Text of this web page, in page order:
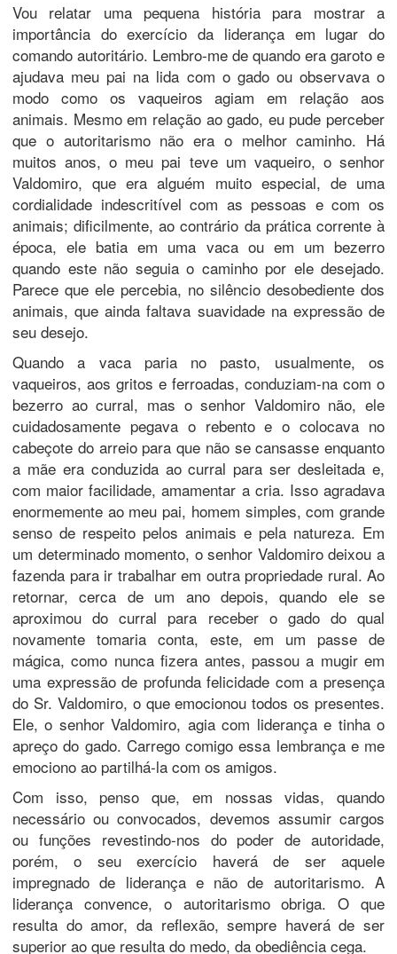
Vou relatar uma pequena história para mostrar a
importância do exercício da liderança em lugar do
comando autoritário. Lembro-me de quando era garoto e
ajudava meu pai na lida com o gado ou observava o
modo como os vaqueiros agiam em relação aos
animais. Mesmo em relação ao gado, eu pude perceber
que o autoritarismo não era o melhor caminho. Há
muitos anos, o meu pai teve um vaqueiro, o senhor
Valdomiro, que era alguém muito especial, de uma
cordialidade indescritível com as pessoas e com os
animais; dificilmente, ao contrário da prática corrente à
época, ele batia em uma vaca ou em um bezerro
quando este não seguia o caminho por ele desejado.
Parece que ele percebia, no silêncio desobediente dos
animais, que ainda faltava suavidade na expressão de
seu desejo.
Quando a vaca paria no pasto, usualmente, os
vaqueiros, aos gritos e ferroadas, conduziam-na com o
bezerro ao curral, mas o senhor Valdomiro não, ele
cuidadosamente pegava o rebento e o colocava no
cabeçote do arreio para que não se cansasse enquanto
a mãe era conduzida ao curral para ser desleitada e,
com maior facilidade, amamentar a cria. Isso agradava
enormemente ao meu pai, homem simples, com grande
senso de respeito pelos animais e pela natureza. Em
um determinado momento, o senhor Valdomiro deixou a
fazenda para ir trabalhar em outra propriedade rural. Ao
retornar, cerca de um ano depois, quando ele se
aproximou do curral para receber o gado do qual
novamente tomaria conta, este, em um passe de
mágica, como nunca fizera antes, passou a mugir em
uma expressão de profunda felicidade com a presença
do Sr. Valdomiro, o que emocionou todos os presentes.
Ele, o senhor Valdomiro, agia com liderança e tinha o
apreço do gado. Carrego comigo essa lembrança e me
emociono ao partilhá-la com os amigos.
Com isso, penso que, em nossas vidas, quando
necessário ou convocados, devemos assumir cargos
ou funções revestindo-nos do poder de autoridade,
porém, o seu exercício haverá de ser aquele
impregnado de liderança e não de autoritarismo. A
liderança convence, o autoritarismo obriga. O que
resulta do amor, da reflexão, sempre haverá de ser
superior ao que resulta do medo, da obediência cega.